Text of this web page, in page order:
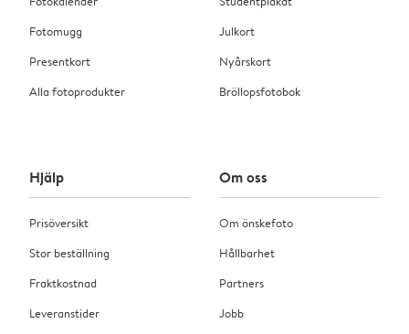
Fotomugg
Presentkort
Alla fotoprodukter
Julkort
Nyårskort
Bröllopsfotobok
Hjälp
Prisöversikt
Stor beställning
Fraktkostnad
Leveranstider
Om oss
Om önskefoto
Hållbarhet
Partners
Jobb